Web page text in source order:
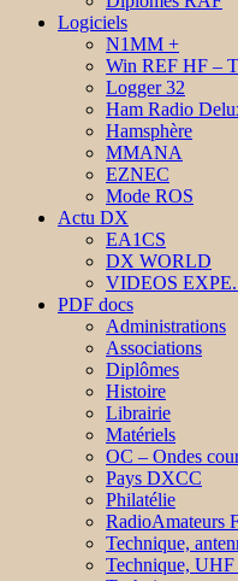
Logiciels
N1MM +
Win REF HF –
Logger 32
Ham Radio
Hamsphère
MMANA
EZNEC
Mode ROS
Actu DX
EA1CS
DX WORLD
VIDEOS
PDF docs
Administrations
Associations
Diplômes
Histoire
Librairie
Matériels
OC – Ondes
Pays DXCC
Philatélie
RadioAmateurs
Technique,
Technique, UHF